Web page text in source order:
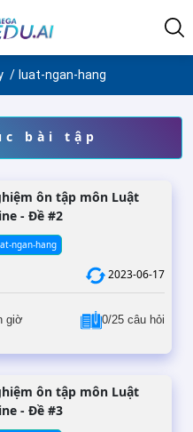
luat-ngan-hang
bài tập
ôn tập môn Luật
- Đề #2
ngan-hang
2023-06-17
giờ 0/25 câu hỏi
ôn tập môn Luật
- Đề #3